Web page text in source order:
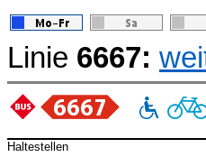
Linie 6667:
Haltestellen